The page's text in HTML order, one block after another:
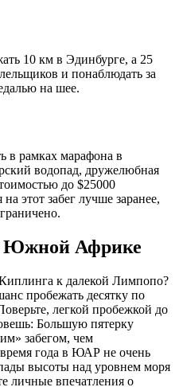
10 км в Эдинбурге, а 25
и понаблюдать за
на шее.
в рамках марафона в
водопад, дружелюбная
до $25000
этот забег лучше заранее,
Южной Африке
к далекой Лимпопо?
пробежать десятку по
легкой пробежкой до
Большую пятерку
забегом, чем
года в ЮАР не очень
высоты над уровнем моря
личные впечатления о